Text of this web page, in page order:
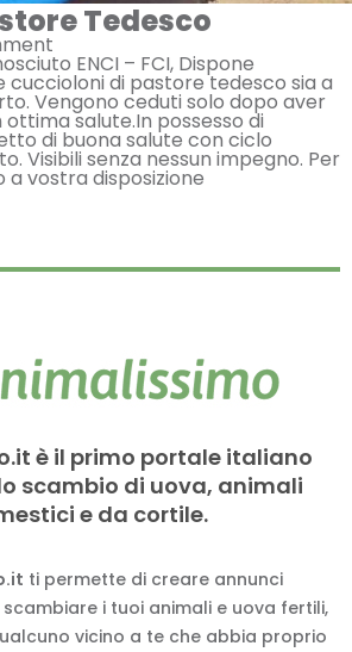
Tedesco
ENCI – FCI, Dispone
cuccioloni di pastore tedesco sia a
Vengono ceduti solo dopo aver
salute.In possesso di
di buona salute con ciclo
Visibili senza nessun impegno. Per
a vostra disposizione
è il primo portale italiano
scambio di uova, animali
e da cortile.
ti permette di creare annunci
i tuoi animali e uova fertili,
vicino a te che abbia proprio